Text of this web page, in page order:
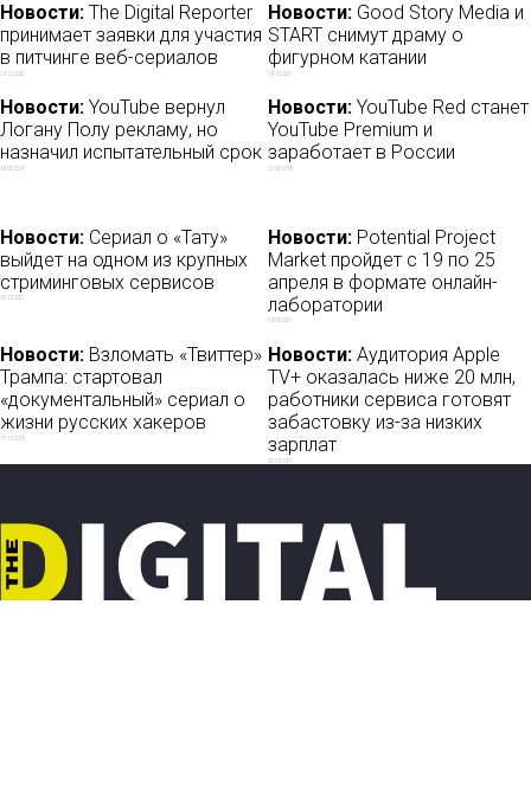
Новости: The Digital Reporter
принимает заявки для участия
в питчинге веб-сериалов
29/12/2020
Новости: Good Story Media и
START снимут драму о
фигурном катании
04/10/2021
Новости: YouTube вернул
Логану Полу рекламу, но
назначил испытательный срок
28/02/2018
Новости: YouTube Red станет
YouTube Premium и
заработает в России
21/05/2018
Новости: Сериал о «Тату»
выйдет на одном из крупных
стриминговых сервисов
03/10/2021
Новости: Potential Project
Market пройдет c 19 по 25
апреля в формате онлайн-
лаборатории
24/03/2021
Новости: Взломать «Твиттер»
Трампа: стартовал
«документальный» сериал о
жизни русских хакеров
11/10/2018
Новости: Аудитория Apple
TV+ оказалась ниже 20 млн,
работники сервиса готовят
забастовку из-за низких
зарплат
25/09/2021